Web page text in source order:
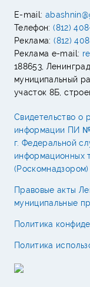
E-mail:
Телефон:(812)
Реклама:(812)
Реклама e-mail:
188653,
муниципальный
участок 8Б,
Свидетельство о
информации ПИ №
г. Федеральной
информационных
(Роскомнадзором)
Правовые акты
муниципальные
Политика
Политика